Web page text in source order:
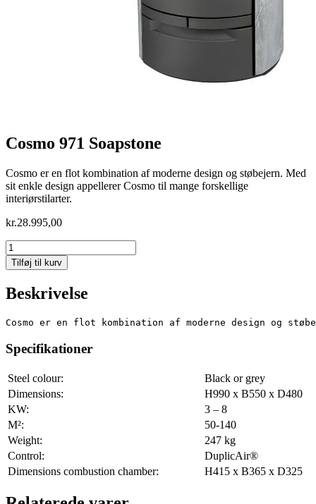
Cosmo 971 Soapstone
Cosmo er en flot kombination af moderne design og støbejern. Med
sit enkle design appellerer Cosmo til mange forskellige
interiørstilarter.
kr.28.995,00
Cosmo
971
Soapstone
Tilføj til kurv
Beskrivelse
Cosmo er en flot kombination af moderne design og
Specifikationer
Steel colour:
Black or grey
Dimensions:
H990 x B550 x D480
KW:
3 – 8
M²:
50-140
Weight:
247 kg
Control:
DuplicAir®
Dimensions combustion chamber:
H415 x B365 x D325